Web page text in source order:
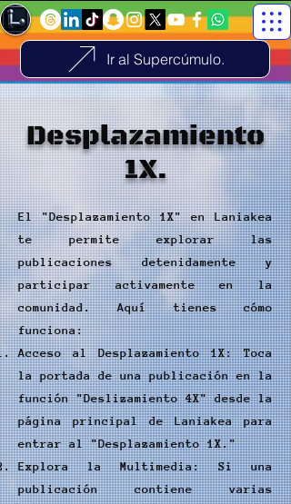
Ir al Supercúmulo.
Desplazamiento
1X.
El "Desplazamiento 1X" en Laniakea
te permite explorar las
publicaciones detenidamente y
participar activamente en la
comunidad. Aquí tienes cómo
funciona:
Acceso al Desplazamiento 1X: Toca
la portada de una publicación en la
función "Deslizamiento 4X" desde la
página principal de Laniakea para
entrar al "Desplazamiento 1X."
Explora la Multimedia: Si una
publicación contiene varias